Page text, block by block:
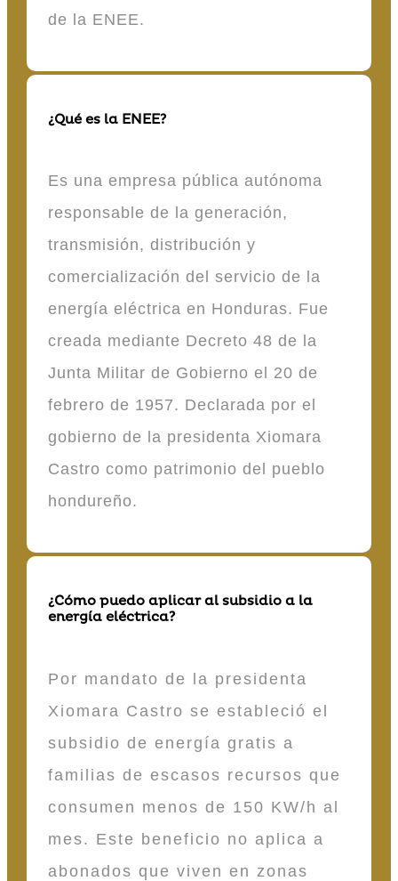
de la ENEE.
¿Qué es la ENEE?
Es una empresa pública autónoma
responsable de la generación,
transmisión, distribución y
comercialización del servicio de la
energía eléctrica en Honduras. Fue
creada mediante Decreto 48 de la
Junta Militar de Gobierno el 20 de
febrero de 1957. Declarada por el
gobierno de la presidenta Xiomara
Castro como patrimonio del pueblo
hondureño.
¿Cómo puedo aplicar al subsidio a la
energía eléctrica?
Por mandato de la presidenta
Xiomara Castro se estableció el
subsidio de energía gratis a
familias de escasos recursos que
consumen menos de 150 KW/h al
mes. Este beneficio no aplica a
abonados que viven en zonas